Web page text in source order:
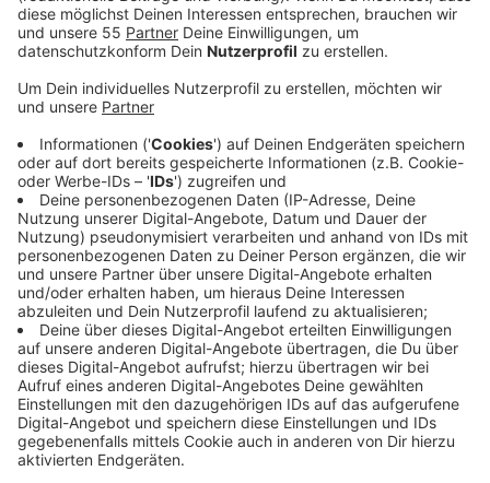
Anzeige
Das Unternehmen verlangt rund 420 Euro für
angebliche DSL-Verträge mit dem Anbieter 1N
Telecom – oft ohne gültige Vertragsgrundlage oder
trotz rechtzeitigem Widerruf, so die
Verbraucherschützer. In vielen Fällen läge kein
wirksamer Vertrag vor, dennoch würden Betroffene
massiv unter Druck gesetzt. Die Verbraucherzentrale
empfiehlt, der Forderung schriftlich zu widersprechen
und eine Abtretungsurkunde zu verlangen. Ein
Musterschreiben werde zur Verfügung gestellt.
Außerdem wird eine individuelle Beratung angeboten.
Weiterführende Infos und Musterschreiben gibt es
hier:
www.verbraucherzentrale.de/node/69759